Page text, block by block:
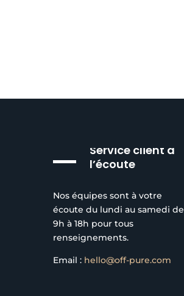
Service client à
l’écoute
Nos équipes sont à votre
écoute du lundi au samedi de
9h à 18h pour tous
renseignements.
Email : hello@off-pure.com